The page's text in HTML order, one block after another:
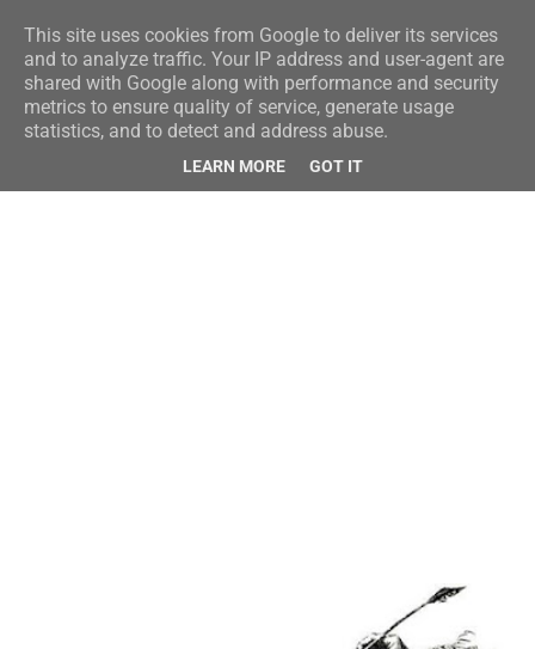
This site uses cookies from Google to deliver its services
and to analyze traffic. Your IP address and user-agent are
shared with Google along with performance and security
metrics to ensure quality of service, generate usage
statistics, and to detect and address abuse.
LEARN MORE GOT IT